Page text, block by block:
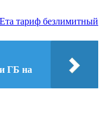
Ета тариф безлимитный
ГБ на